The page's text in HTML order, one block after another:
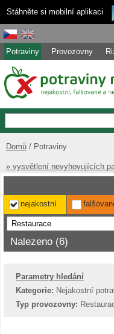
Stáhněte si mobilní aplikaci
Potraviny Provozovny
Domů Potraviny
» vysvětlení nevyhovujících
nejakostní
Nalezeno (6)
Parametry hledání
Kategorie: Nejakostní
Typ provozovny: